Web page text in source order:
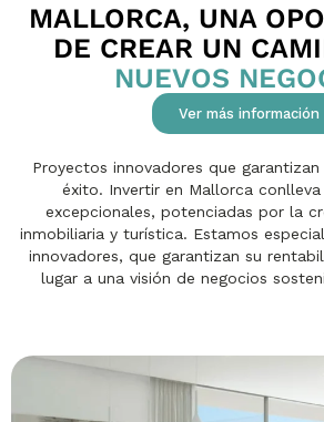
MALLORCA, UNA
DE CREAR UN
NUEVOS
Ver más información
Proyectos innovadores que
éxito. Invertir en Mallorca
excepcionales, potenciadas por la
inmobiliaria y turística. Estamos
innovadores, que garantizan su
lugar a una visión de negocios